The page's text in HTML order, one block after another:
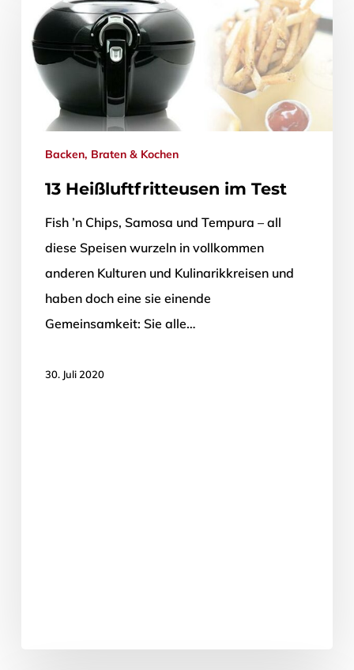
Backen, Braten & Kochen
13 Heißluftfritteusen im Test
Fish ’n Chips, Samosa und Tempura – all
diese Speisen wurzeln in vollkommen
anderen Kulturen und Kulinarikkreisen und
haben doch eine sie einende
Gemeinsamkeit: Sie alle…
30. Juli 2020